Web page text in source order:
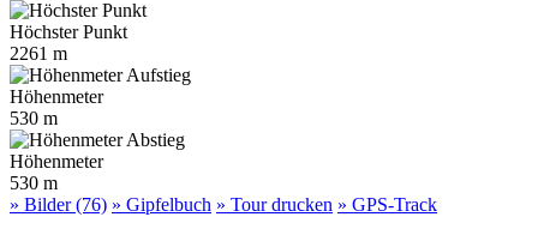
Höchster Punkt
2261 m
Höhenmeter
530 m
Höhenmeter
530 m
» Bilder (76) » Gipfelbuch » Tour drucken » GPS-Track